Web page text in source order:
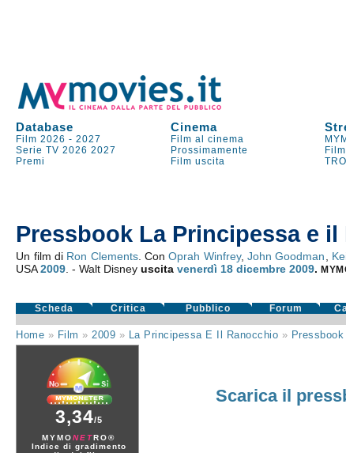
Database Cinema
Film 2026 -2027 Film al cinema
Serie TV 2026 2027 Prossimamente
Premi
Film uscita
Pressbook La Principessa e
Un film di Ron Clements. ConOprah Winfrey,John Goodman
USA2009 . - Walt Disneyuscitavenerdì 18 dicembre 2009.
Scheda Critica Pubblico Forum
Home » Film » 2009 » La Principessa E Il Ranocchio » Pressbook
3,34/5
MYMONETRO®
Indice di gradimento
Scarica il